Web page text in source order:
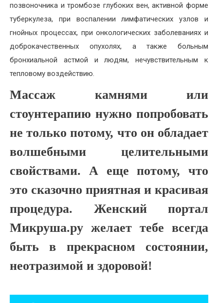
позвоночника и тромбозе глубоких вен, активной форме
туберкулеза, при воспалении лимфатических узлов и
гнойных процессах, при онкологических заболеваниях и
доброкачественных опухолях, а также больным
бронхиальной астмой и людям, нечувствительным к
тепловому воздействию.
Массаж камнями или
стоунтерапию нужно попробовать
не только потому, что он обладает
волшебными целительными
свойствами. А еще потому, что
это сказочно приятная и красивая
процедура. Женский портал
Микруша.ру желает тебе всегда
быть в прекрасном состоянии,
неотразимой и здоровой!